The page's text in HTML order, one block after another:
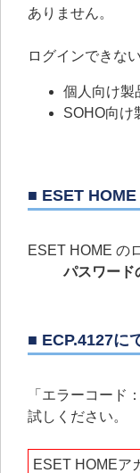
ありません。
ログインできな
個人向け製
SOHO向け
■ ESET
ESET HOME の
パスワード
■ ECP.4127に
「エラーコード
試しください。
ESET HOMEア